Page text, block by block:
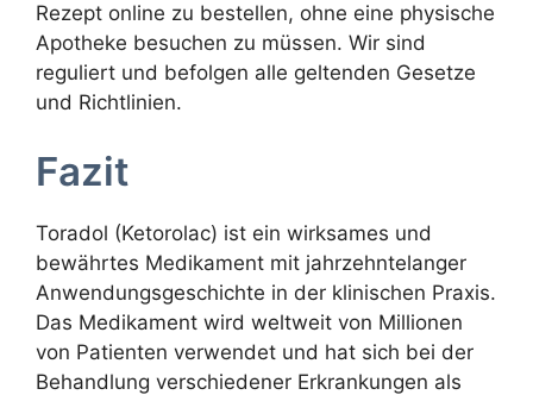
Rezept online zu bestellen, ohne eine physische
Apotheke besuchen zu müssen. Wir sind
reguliert und befolgen alle geltenden Gesetze
und Richtlinien.
Fazit
Toradol (Ketorolac) ist ein wirksames und
bewährtes Medikament mit jahrzehntelanger
Anwendungsgeschichte in der klinischen Praxis.
Das Medikament wird weltweit von Millionen
von Patienten verwendet und hat sich bei der
Behandlung verschiedener Erkrankungen als